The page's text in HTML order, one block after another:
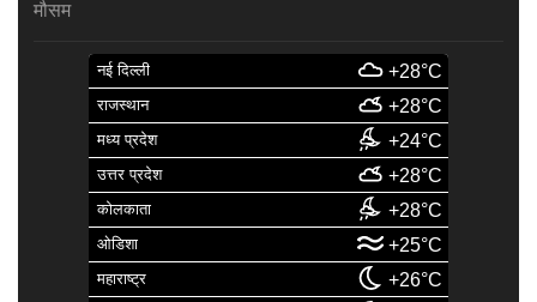
मौसम
नई दिल्ली +28°C
राजस्थान +28°C
मध्य प्रदेश +24°C
उत्तर प्रदेश +28°C
कोलकाता +28°C
ओडिशा +25°C
महाराष्ट्र +26°C